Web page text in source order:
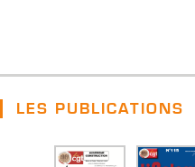
LES PUBLICATIONS